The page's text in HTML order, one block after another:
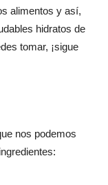
alimentos y así,
hidratos de
tomar, ¡sigue
nos podemos